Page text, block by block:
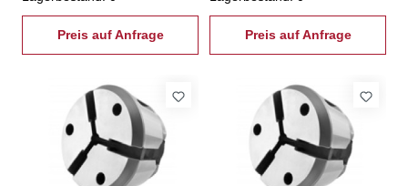
Preis auf Anfrage Preis auf Anfrage